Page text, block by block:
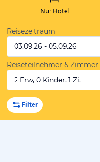
Nur Hotel
Reisezeitraum
03.09.26 - 05.09.26
Reiseteilnehmer & Zimmer
2 Erw, 0 Kinder, 1 Zi.
Filter